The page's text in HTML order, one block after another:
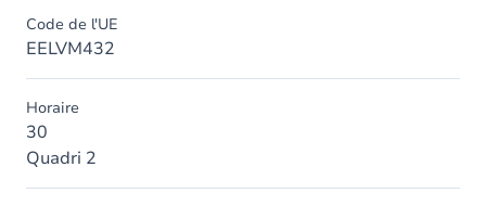
Code de l'UE
EELVM432
Horaire
30
Quadri 2